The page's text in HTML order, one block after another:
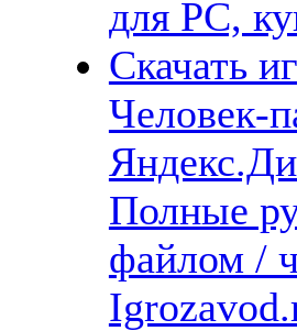
для PC,
Скачать
Человек-
Полные
файлом /